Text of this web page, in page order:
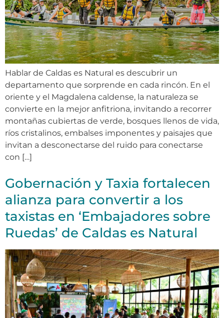
Hablar de Caldas es Natural es descubrir un
departamento que sorprende en cada rincón. En el
oriente y el Magdalena caldense, la naturaleza se
convierte en la mejor anfitriona, invitando a recorrer
montañas cubiertas de verde, bosques llenos de vida,
ríos cristalinos, embalses imponentes y paisajes que
invitan a desconectarse del ruido para conectarse
con […]
Gobernación y Taxia fortalecen
alianza para convertir a los
taxistas en ‘Embajadores sobre
Ruedas’ de Caldas es Natural